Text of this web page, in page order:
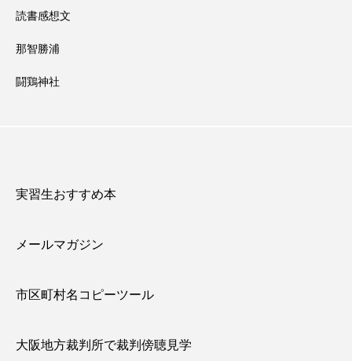
読書感想文
那智勝浦
闘鶏神社
実習生おすすめ本
メールマガジン
市区町村名コピーツール
大阪地方裁判所で裁判傍聴見学